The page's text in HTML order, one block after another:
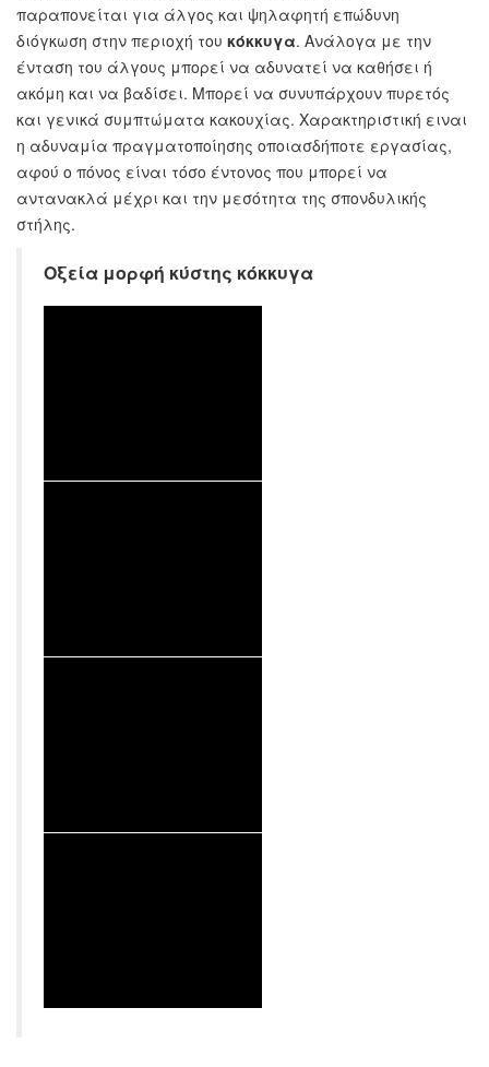
παραπονείται για άλγος και ψηλαφητή επώδυνη
διόγκωση στην περιοχή του κόκκυγα. Ανάλογα με την
ένταση του άλγους μπορεί να αδυνατεί να καθήσει ή
ακόμη και να βαδίσει. Μπορεί να συνυπάρχουν πυρετός
και γενικά συμπτώματα κακουχίας. Χαρακτηριστική ειναι
η αδυναμία πραγματοποίησης οποιασδήποτε εργασίας,
αφού ο πόνος είναι τόσο έντονος που μπορεί να
αντανακλά μέχρι και την μεσότητα της σπονδυλικής
στήλης.
Οξεία μορφή κύστης κόκκυγα